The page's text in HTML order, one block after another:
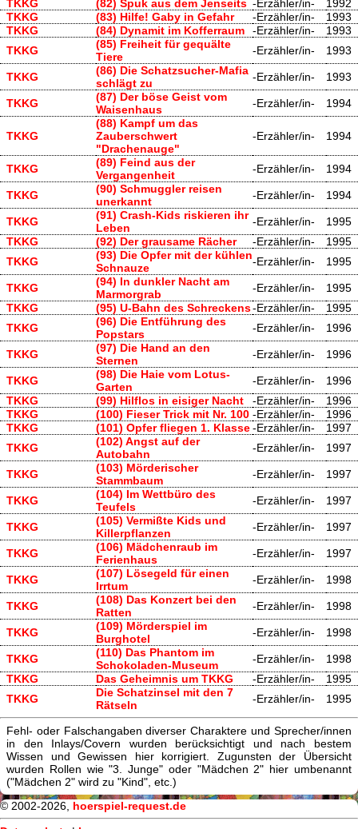
TKKG
(82) Spuk aus dem Jenseits -Erzähler/in-
1992
TKKG
(83) Hilfe! Gaby in Gefahr -Erzähler/in-
1993
TKKG
(84) Dynamit im Kofferraum -Erzähler/in-
1993
TKKG
(85) Freiheit für gequälte
Tiere
-Erzähler/in- 1993
TKKG
(86) Die Schatzsucher-Mafia
schlägt zu
-Erzähler/in- 1993
TKKG
(87) Der böse Geist vom
Waisenhaus
-Erzähler/in- 1994
TKKG
(88) Kampf um das
Zauberschwert
"Drachenauge"
-Erzähler/in- 1994
TKKG
(89) Feind aus der
Vergangenheit
-Erzähler/in- 1994
TKKG
(90) Schmuggler reisen
unerkannt
-Erzähler/in- 1994
TKKG
(91) Crash-Kids riskieren ihr
Leben
-Erzähler/in-
1995
TKKG
(92) Der grausame Rächer -Erzähler/in-
1995
TKKG
(93) Die Opfer mit der kühlen
Schnauze
-Erzähler/in- 1995
TKKG
(94) In dunkler Nacht am
Marmorgrab
-Erzähler/in-
1995
TKKG
(95) U-Bahn des Schreckens-Erzähler/in-
1995
TKKG
(96) Die Entführung des
Popstars
-Erzähler/in- 1996
TKKG
(97) Die Hand an den
Sternen
-Erzähler/in- 1996
TKKG
(98) Die Haie vom Lotus-
Garten
-Erzähler/in-
1996
TKKG
(99) Hilflos in eisiger Nacht -Erzähler/in-
1996
TKKG
(100) Fieser Trick mit Nr. 100 -Erzähler/in-
1996
TKKG
(101) Opfer fliegen 1. Klasse-Erzähler/in-
1997
TKKG
(102) Angst auf der
Autobahn
-Erzähler/in- 1997
TKKG
(103) Mörderischer
Stammbaum
-Erzähler/in- 1997
TKKG
(104) Im Wettbüro des
Teufels
-Erzähler/in- 1997
TKKG
(105) Vermißte Kids und
Killerpflanzen
-Erzähler/in- 1997
TKKG
(106) Mädchenraub im
Ferienhaus
-Erzähler/in- 1997
TKKG
(107) Lösegeld für einen
Irrtum
-Erzähler/in- 1998
TKKG
(108) Das Konzert bei den
Ratten
-Erzähler/in- 1998
TKKG
(109) Mörderspiel im
Burghotel
-Erzähler/in- 1998
TKKG
(110) Das Phantom im
Schokoladen-Museum
-Erzähler/in-
1998
TKKG
Das Geheimnis um TKKG -Erzähler/in-
1995
TKKG
Die Schatzinsel mit den 7
Rätseln
-Erzähler/in- 1995
Fehl- oder Falschangaben diverser Charaktere und Sprecher/innen
in den Inlays/Covern wurden berücksichtigt und nach bestem
Wissen und Gewissen hier korrigiert. Zugunsten der Übersicht
wurden Rollen wie "3. Junge" oder "Mädchen 2" hier umbenannt
("Mädchen 2" wird zu "Kind", etc.)
© 2002-2026, hoerspiel-request.de